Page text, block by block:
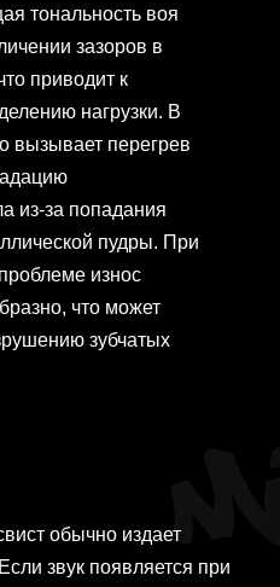
тональность воя
зазоров в
приводит к
нагрузки. В
вызывает перегрев
из-за попадания
пудры. При
износ
что может
зубчатых
обычно издает
звук появляется при